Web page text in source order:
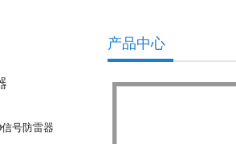
号防雷器
产品中心